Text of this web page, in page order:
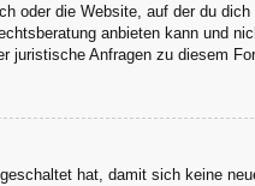
oder die Website, auf der du
anbieten kann und
Anfragen zu diesem
hat, damit sich keine